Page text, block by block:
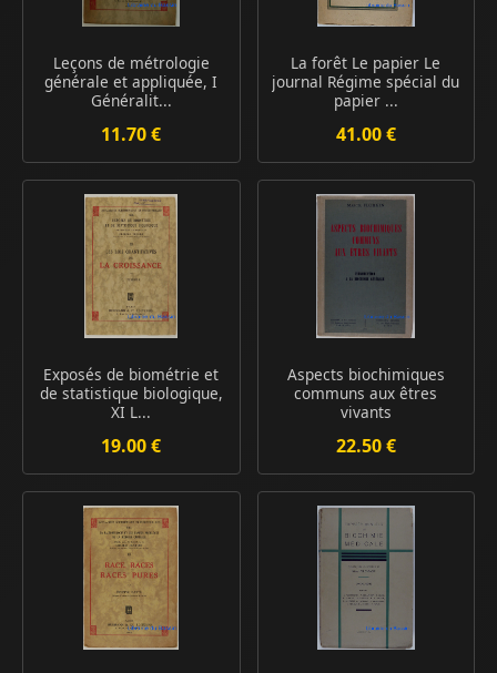
Leçons de métrologie
générale et appliquée, I
Généralit...
11.70 €
La forêt Le papier Le
journal Régime spécial du
papier ...
41.00 €
Exposés de biométrie et
de statistique biologique,
XI L...
19.00 €
Aspects biochimiques
communs aux êtres
vivants
22.50 €